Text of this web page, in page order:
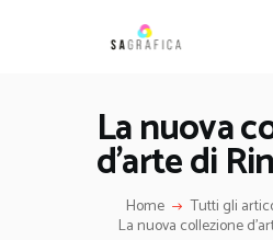
La nuova
d’arte di
Home Tutti gli
La nuova collezione
HOME
GRAFICA
ARTE